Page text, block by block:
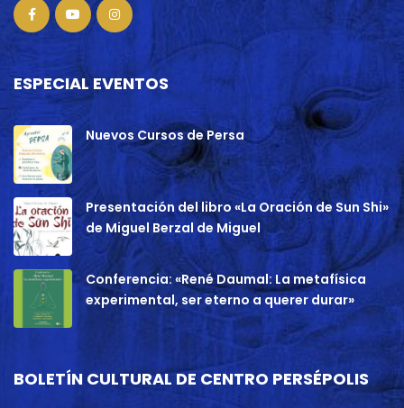
ESPECIAL EVENTOS
Nuevos Cursos de Persa
Presentación del libro «La Oración de Sun Shi»
de Miguel Berzal de Miguel
Conferencia: «René Daumal: La metafísica
experimental, ser eterno a querer durar»
BOLETÍN CULTURAL DE CENTRO PERSÉPOLIS